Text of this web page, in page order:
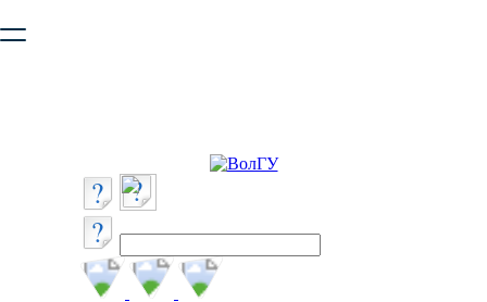
безопасную работу с сайтом. Пожалуйста